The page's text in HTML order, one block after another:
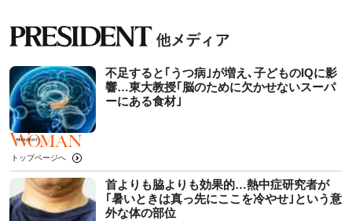
不足すると｢うつ病｣が増え､子どものIQに影
響…東大教授｢脳のために欠かせないスーパ
ーにある食材｣
トップページへ
首よりも脇よりも効果的…熱中症研究者が
｢暑いときは真っ先にここを冷やせ｣という意
外な体の部位